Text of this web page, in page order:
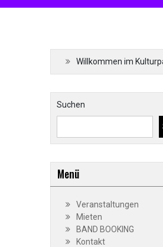
Willkommen im
Suchen
Menü
Veranstaltungen
Mieten
BAND BOOKING
Kontakt